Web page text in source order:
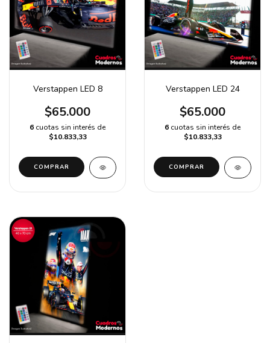
Verstappen LED 8
$65.000
6 cuotas sin interés de
$10.833,33
COMPRAR
Verstappen LED 24
$65.000
6 cuotas sin interés de
$10.833,33
COMPRAR